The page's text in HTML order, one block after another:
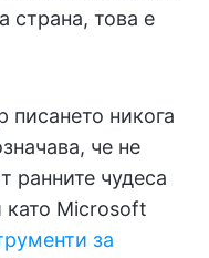
страна, това е
писането никога
че не
ранните чудеса
като Microsoft
за